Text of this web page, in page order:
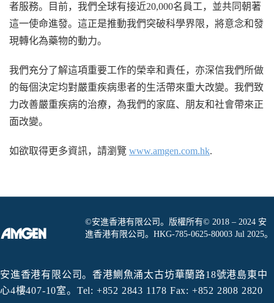
者服務。目前，我們全球有接近20,000名員工，並共同朝著
這一使命進發。這正是推動我們突破科學界限，將意念和發
現轉化為藥物的動力。
我們充分了解這項重要工作的榮幸和責任，亦深信我們所做
的每個決定均對嚴重疾病患者的生活帶來重大改變。我們致
力改善嚴重疾病的治療，為我們的家庭、朋友和社會帶來正
面改變。
如欲取得更多資訊，請瀏覽 www.amgen.com.hk.
©安進香港有限公司。版權所有© 2018 – 2024 安
進香港有限公司。HKG-785-0625-80003 Jul 2025。
安進香港有限公司。香港鰂魚涌太古坊華蘭路18號港島東中
心4樓407-10室。Tel: +852 2843 1178 Fax: +852 2808 2820